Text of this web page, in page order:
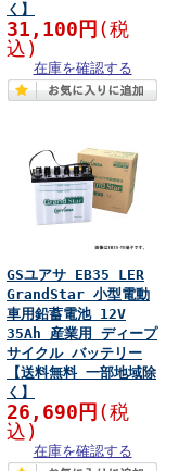
く】
31,100円 (税
込)
在庫を確認する
GSユアサ EB35 LER
GrandStar 小型電動
車用鉛蓄電池 12V
35Ah 産業用 ディープ
サイクル バッテリー
【送料無料 一部地域除
く】
26,690円 (税
込)
在庫を確認する